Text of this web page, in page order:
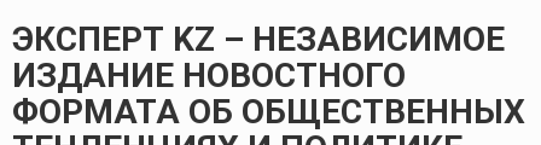
ЭКСПЕРТ KZ – НЕЗАВИСИМОЕ
ИЗДАНИЕ НОВОСТНОГО
ФОРМАТА ОБ ОБЩЕСТВЕННЫХ